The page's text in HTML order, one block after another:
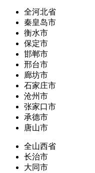
全河北省
秦皇岛市
衡水市
保定市
邯郸市
邢台市
廊坊市
石家庄市
沧州市
张家口市
承德市
唐山市
全山西省
长治市
大同市